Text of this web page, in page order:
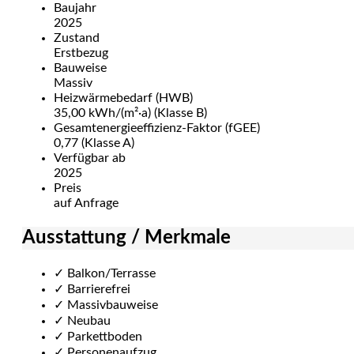
Baujahr
2025
Zustand
Erstbezug
Bauweise
Massiv
Heizwärmebedarf (HWB)
35,00 kWh/(m²·a) (Klasse B)
Gesamtenergie­effizienz-Faktor (fGEE)
0,77 (Klasse A)
Verfügbar ab
2025
Preis
auf Anfrage
Ausstattung / Merkmale
✓ Balkon/Terrasse
✓ Barrierefrei
✓ Massivbauweise
✓ Neubau
✓ Parkettboden